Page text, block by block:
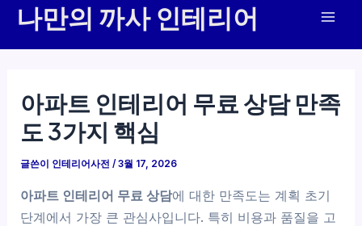
나만의 까사 인테리어
아파트 인테리어 무료 상담 만족
도 3가지 핵심
글쓴이 인테리어사전/3월 17, 2026
아파트 인테리어 무료 상담에 대한 만족도는 계획 초기
단계에서 가장 큰 관심사입니다. 특히 비용과 품질을 고